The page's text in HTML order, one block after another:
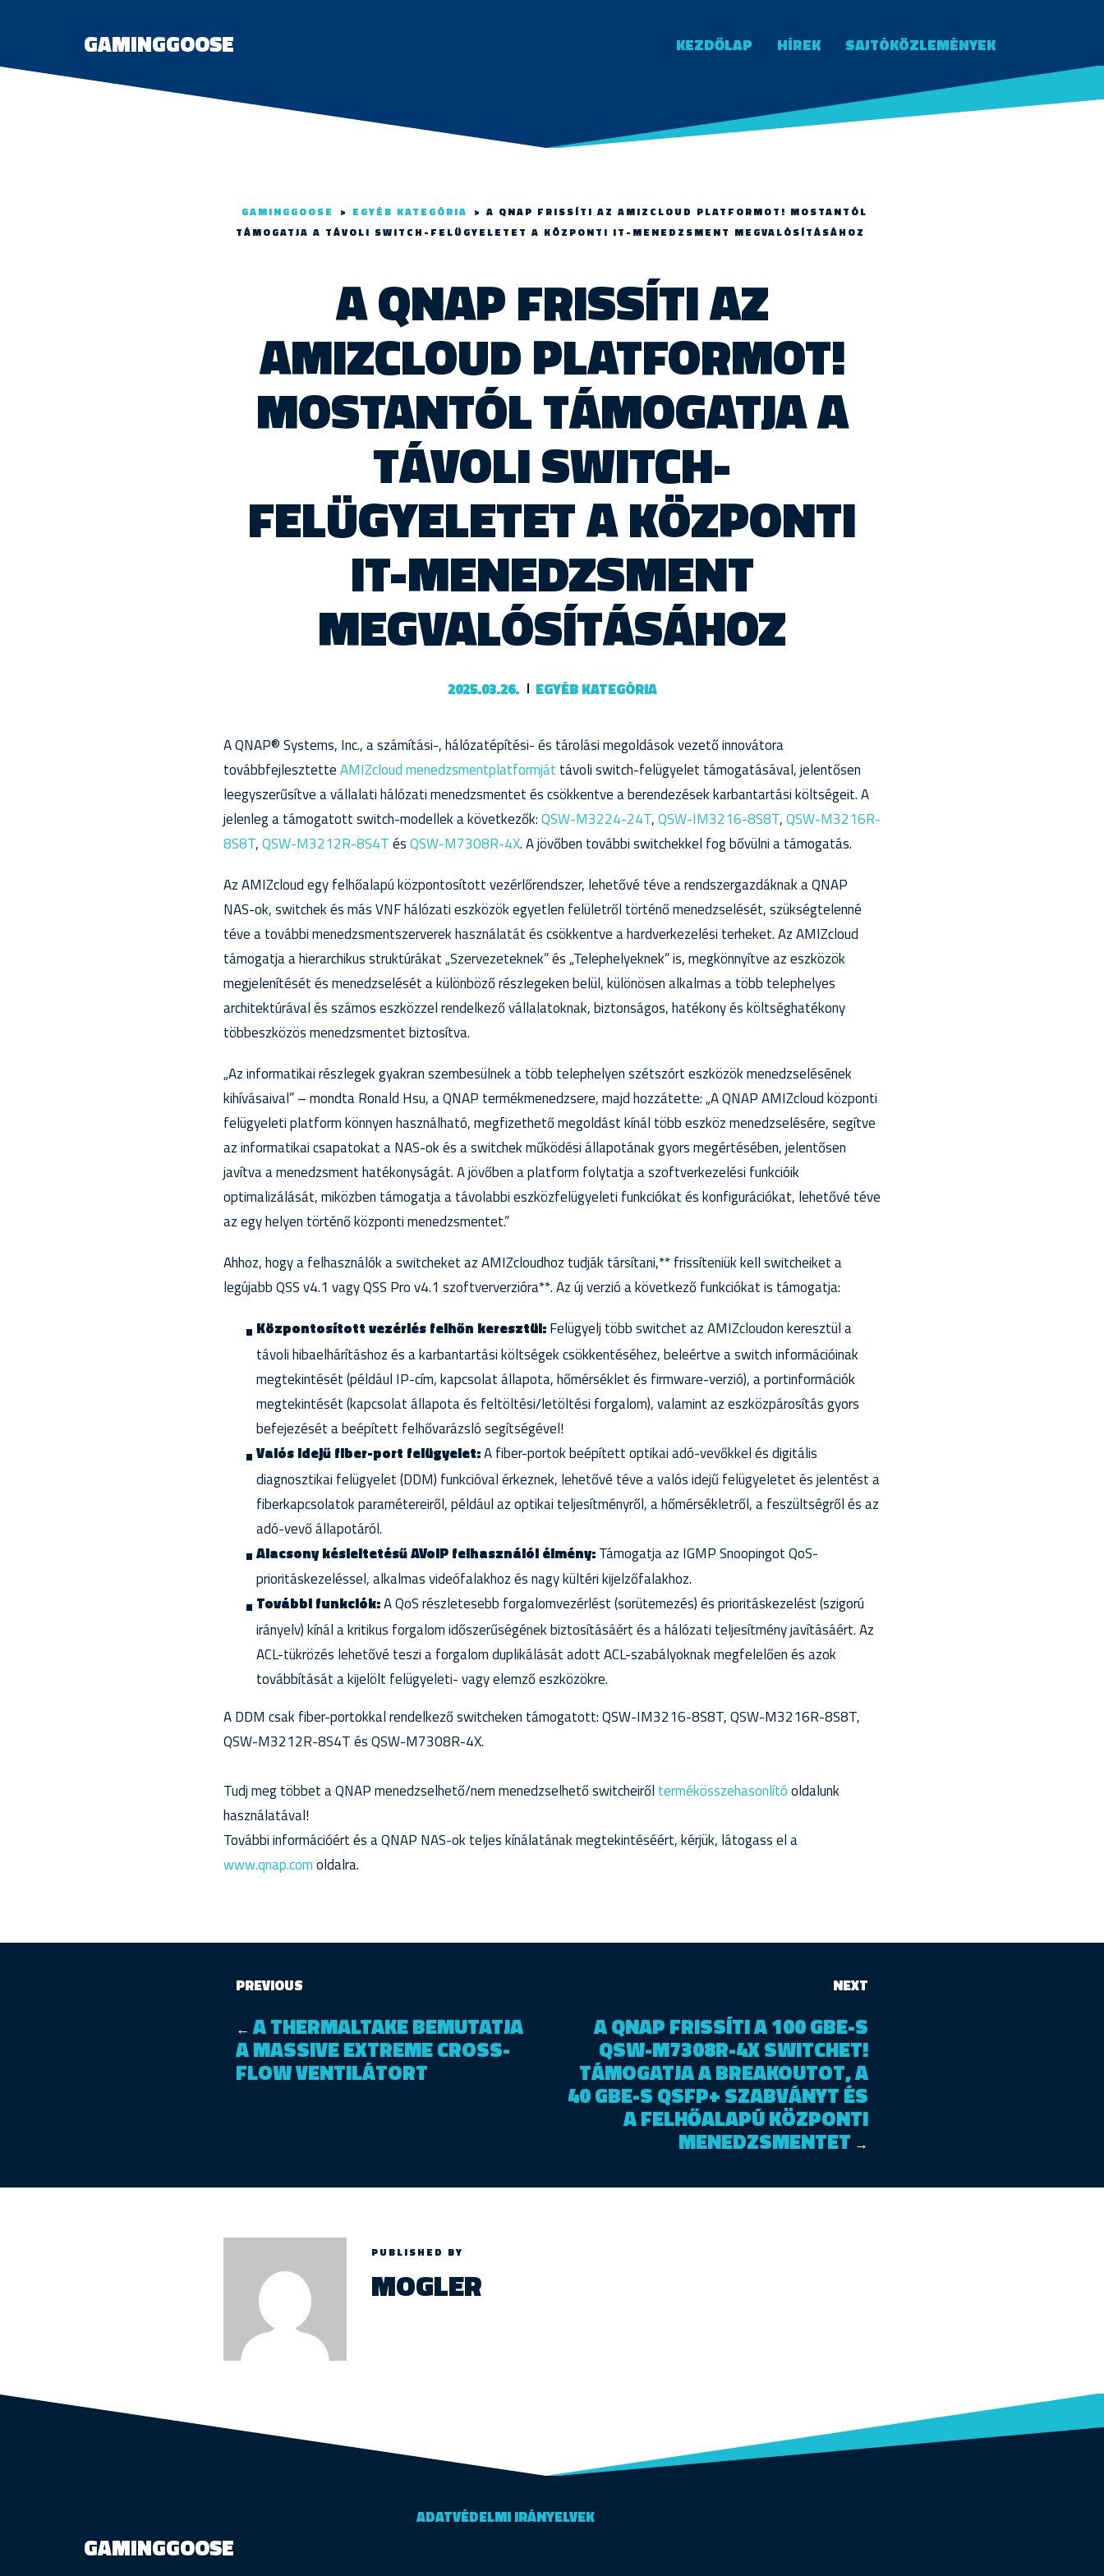
GAMINGGOOSE KEZDŐLAP HÍREK SAJTÓKÖZLEMÉNYEK
GAMINGGOOSE > EGYÉB KATEGÓRIA > A QNAP FRISSÍTI AZ AMIZCLOUD PLATFORMOT! MOSTANTÓL
TÁMOGATJA A TÁVOLI SWITCH-FELÜGYELETET A KÖZPONTI IT-MENEDZSMENT MEGVALÓSÍTÁSÁHOZ
A QNAP FRISSÍTI AZ
AMIZCLOUD PLATFORMOT!
MOSTANTÓL TÁMOGATJA A
TÁVOLI SWITCH-
FELÜGYELETET A KÖZPONTI
IT-MENEDZSMENT
MEGVALÓSÍTÁSÁHOZ
2025.03.26. EGYÉB KATEGÓRIA
A QNAP® Systems, Inc., a számítási-, hálózatépítési- és tárolási megoldások vezető innovátora
továbbfejlesztetteAMIZcloud menedzsmentplatformját távoli switch-felügyelet támogatásával, jelentősen
leegyszerűsítve a vállalati hálózati menedzsmentet és csökkentve a berendezések karbantartási költségeit. A
jelenleg a támogatott switch-modellek a következők:QSW-M3224-24T,QSW-IM3216-8S8T,QSW-M3216R-
8S8T,QSW-M3212R-8S4TésQSW-M7308R-4X. A jövőben további switchekkel fog bővülni a támogatás.
Az AMIZcloud egy felhőalapú központosított vezérlőrendszer, lehetővé téve a rendszergazdáknak a QNAP
NAS-ok, switchek és más VNF hálózati eszközök egyetlen felületről történő menedzselését, szükségtelenné
téve a további menedzsmentszerverek használatát és csökkentve a hardverkezelési terheket. Az AMIZcloud
támogatja a hierarchikus struktúrákat „Szervezeteknek” és „Telephelyeknek” is, megkönnyítve az eszközök
megjelenítését és menedzselését a különböző részlegeken belül, különösen alkalmas a több telephelyes
architektúrával és számos eszközzel rendelkező vállalatoknak, biztonságos, hatékony és költséghatékony
többeszközös menedzsmentet biztosítva.
„Az informatikai részlegek gyakran szembesülnek a több telephelyen szétszórt eszközök menedzselésének
kihívásaival” – mondta Ronald Hsu, a QNAP termékmenedzsere, majd hozzátette: „A QNAP AMIZcloud központi
felügyeleti platform könnyen használható, megfizethető megoldást kínál több eszköz menedzselésére, segítve
az informatikai csapatokat a NAS-ok és a switchek működési állapotának gyors megértésében, jelentősen
javítva a menedzsment hatékonyságát. A jövőben a platform folytatja a szoftverkezelési funkcióik
optimalizálását, miközben támogatja a távolabbi eszközfelügyeleti funkciókat és konfigurációkat, lehetővé téve
az egy helyen történő központi menedzsmentet.”
Ahhoz, hogy a felhasználók a switcheket az AMIZcloudhoz tudják társítani,** frissíteniük kell switcheiket a
legújabb QSS v4.1 vagy QSS Pro v4.1 szoftververzióra**. Az új verzió a következő funkciókat is támogatja:
Központosított vezérlés felhőn keresztül:Felügyelj több switchet az AMIZcloudon keresztül a
távoli hibaelhárításhoz és a karbantartási költségek csökkentéséhez, beleértve a switch információinak
megtekintését (például IP-cím, kapcsolat állapota, hőmérséklet és firmware-verzió), a portinformációk
megtekintését (kapcsolat állapota és feltöltési/letöltési forgalom), valamint az eszközpárosítás gyors
befejezését a beépített felhővarázsló segítségével!
Valós idejű fiber-port felügyelet:A fiber-portok beépített optikai adó-vevőkkel és digitális
diagnosztikai felügyelet (DDM) funkcióval érkeznek, lehetővé téve a valós idejű felügyeletet és jelentést a
fiberkapcsolatok paramétereiről, például az optikai teljesítményről, a hőmérsékletről, a feszültségről és az
adó-vevő állapotáról.
Alacsony késleltetésű AVoIP felhasználói élmény:Támogatja az IGMP Snoopingot QoS-
prioritáskezeléssel, alkalmas videófalakhoz és nagy kültéri kijelzőfalakhoz.
További funkciók:A QoS részletesebb forgalomvezérlést (sorütemezés) és prioritáskezelést (szigorú
irányelv) kínál a kritikus forgalom időszerűségének biztosításáért és a hálózati teljesítmény javításáért. Az
ACL-tükrözés lehetővé teszi a forgalom duplikálását adott ACL-szabályoknak megfelelően és azok
továbbítását a kijelölt felügyeleti- vagy elemző eszközökre.
A DDM csak fiber-portokkal rendelkező switcheken támogatott: QSW-IM3216-8S8T, QSW-M3216R-8S8T,
QSW-M3212R-8S4T és QSW-M7308R-4X.
Tudj meg többet a QNAP menedzselhető/nem menedzselhető switcheiről termékösszehasonlítóoldalunk
használatával!
További információért és a QNAP NAS-ok teljes kínálatának megtekintéséért, kérjük, látogass el a
www.qnap.comoldalra.
PREVIOUS
← A THERMALTAKE BEMUTATJA
A MASSIVE EXTREME CROSS-
FLOW VENTILÁTORT
NEXT
A QNAP FRISSÍTI A 100 GBE-S
QSW-M7308R-4X SWITCHET!
TÁMOGATJA A BREAKOUTOT, A
40 GBE-S QSFP+ SZABVÁNYT ÉS
A FELHŐALAPÚ KÖZPONTI
MENEDZSMENTET →
PUBLISHED BY
MOGLER
GAMINGGOOSE
ADATVÉDELMI IRÁNYELVEK